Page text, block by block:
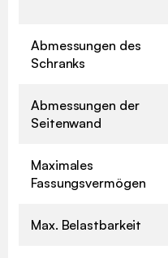
Abmessungen des
Schranks
Abmessungen der
Seitenwand
Maximales
Fassungsvermögen
Max. Belastbarkeit